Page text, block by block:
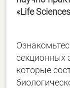
«Life
секционных
которые